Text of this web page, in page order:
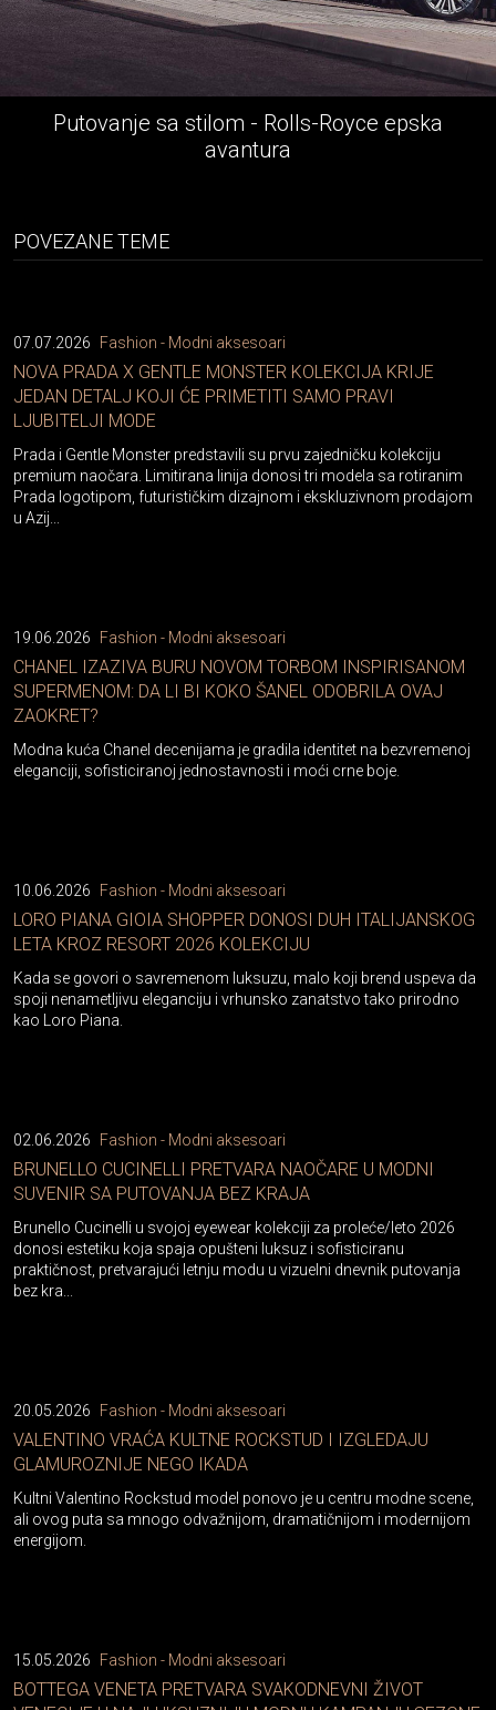
Opuštanje u hotelu Four Seasons Budapest
NOVA PRADA X GENTLE MONSTER KOLEKCIJA KRIJE
JEDAN DETALJ KOJI ĆE PRIMETITI SAMO PRAVI
LJUBITELJI MODE
Prada i Gentle Monster predstavili su prvu zajedničku kolekciju
premium naočara. Limitirana linija donosi tri modela sa rotiranim
Prada logotipom, futurističkim dizajnom i ekskluzivnom prodajom
u Azij...
CHANEL IZAZIVA BURU NOVOM TORBOM INSPIRISANOM
SUPERMENOM: DA LI BI KOKO ŠANEL ODOBRILA OVAJ
ZAOKRET?
Modna kuća Chanel decenijama je gradila identitet na bezvremenoj
eleganciji, sofisticiranoj jednostavnosti i moći crne boje.
LORO PIANA GIOIA SHOPPER DONOSI DUH ITALIJANSKOG
LETA KROZ RESORT 2026 KOLEKCIJU
Kada se govori o savremenom luksuzu, malo koji brend uspeva da
spoji nenametljivu eleganciju i vrhunsko zanatstvo tako prirodno
kao Loro Piana.
BRUNELLO CUCINELLI PRETVARA NAOČARE U MODNI
SUVENIR SA PUTOVANJA BEZ KRAJA
Brunello Cucinelli u svojoj eyewear kolekciji za proleće/leto 2026
donosi estetiku koja spaja opušteni luksuz i sofisticiranu
praktičnost, pretvarajući letnju modu u vizuelni dnevnik putovanja
bez kra...
VALENTINO VRAĆA KULTNE ROCKSTUD I IZGLEDAJU
GLAMUROZNIJE NEGO IKADA
Kultni Valentino Rockstud model ponovo je u centru modne scene,
ali ovog puta sa mnogo odvažnijom, dramatičnijom i modernijom
energijom.
BOTTEGA VENETA PRETVARA SVAKODNEVNI ŽIVOT
VENECIJE U NAJLUKSUZNIJU MODNU KAMPANJU SEZONE